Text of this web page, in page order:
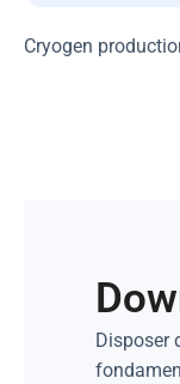
Cryogen
Disposer